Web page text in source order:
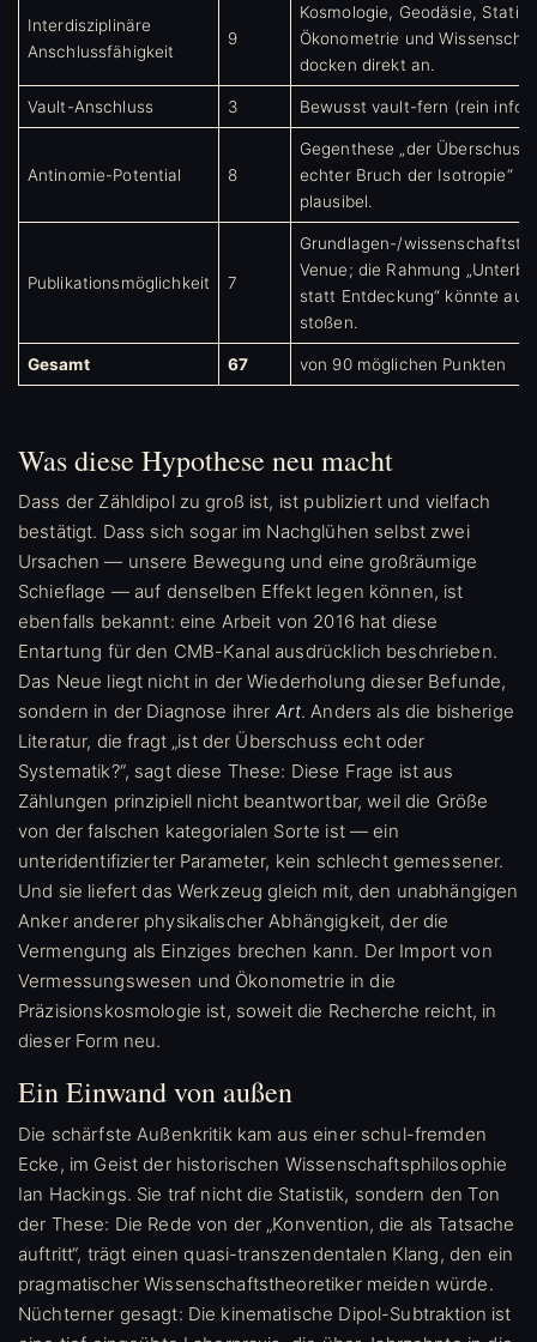
Interdisziplinäre
Anschlussfähigkeit
9
Kosmologie, Geodäsie,
Ökonometrie und
docken direkt an.
Vault-Anschluss 3 Bewusst vault-fern (rein
Antinomie-Potential 8
Gegenthese „der Überschuss
echter Bruch der Isotropie“
plausibel.
Publikationsmöglichkeit 7
Grundlagen-/
Venue; die Rahmung
statt Entdeckung“ könnte auf
stoßen.
Gesamt 67 von 90 möglichen Punkten
Was diese Hypothese neu macht
Dass der Zähldipol zu groß ist, ist publiziert und vielfach
bestätigt. Dass sich sogar im Nachglühen selbst zwei
Ursachen — unsere Bewegung und eine großräumige
Schieflage — auf denselben Effekt legen können, ist
ebenfalls bekannt: eine Arbeit von 2016 hat diese
Entartung für den CMB-Kanal ausdrücklich beschrieben.
Das Neue liegt nicht in der Wiederholung dieser Befunde,
sondern in der Diagnose ihrer Art. Anders als die bisherige
Literatur, die fragt „ist der Überschuss echt oder
Systematik?“, sagt diese These: Diese Frage ist aus
Zählungen prinzipiell nicht beantwortbar, weil die Größe
von der falschen kategorialen Sorte ist — ein
unteridentifizierter Parameter, kein schlecht gemessener.
Und sie liefert das Werkzeug gleich mit, den unabhängigen
Anker anderer physikalischer Abhängigkeit, der die
Vermengung als Einziges brechen kann. Der Import von
Vermessungswesen und Ökonometrie in die
Präzisionskosmologie ist, soweit die Recherche reicht, in
dieser Form neu.
Ein Einwand von außen
Die schärfste Außenkritik kam aus einer schul-fremden
Ecke, im Geist der historischen Wissenschaftsphilosophie
Ian Hackings. Sie traf nicht die Statistik, sondern den Ton
der These: Die Rede von der „Konvention, die als Tatsache
auftritt“, trägt einen quasi-transzendentalen Klang, den ein
pragmatischer Wissenschaftstheoretiker meiden würde.
Nüchterner gesagt: Die kinematische Dipol-Subtraktion ist